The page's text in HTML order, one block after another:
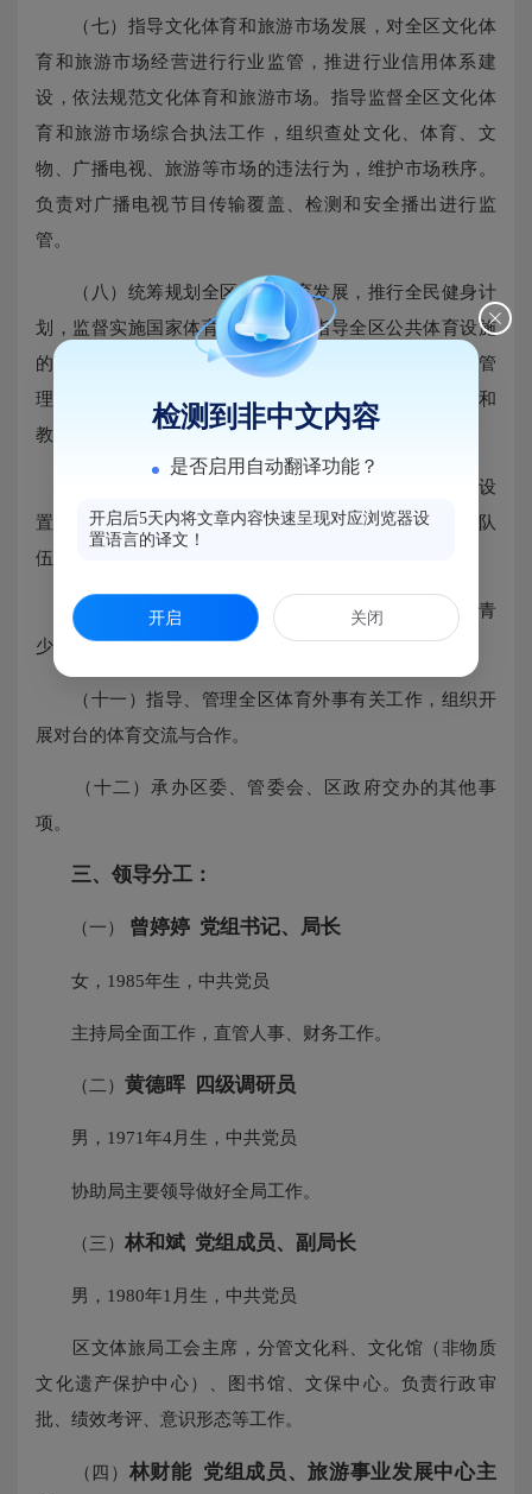
（七）指导文化体育和旅游市场发展，对全区文化体
育和旅游市场经营进行行业监管，推进行业信用体系建
设，依法规范文化体育和旅游市场。指导监督全区文化体
育和旅游市场综合执法工作，组织查处文化、体育、文
物、广播电视、旅游等市场的违法行为，维护市场秩序。
负责对广播电视节目传输覆盖、检测和安全播出进行监
管。
（八）统筹规划全区群众体育发展，推行全民健身计
划，监督实施国家体育锻炼标准；指导全区公共体育设施
的建设，负责公共体育设施的监督管理；规范体育服务管
理，推动体育标准化建设；指导、组织体育宣传、科研和
教育工作。
（九）统筹规划全区竞技体育发展和体育运动项目设
置与重点布局；指导协调全区体育训练，负责全区运动队
伍建设和体育人才的培养；组织协调各类体育竞赛工作。
（十）统筹规划全区青少年体育发展，指导和推进青
少年体育工作。
（十一）指导、管理全区体育外事有关工作，组织开
展对台的体育交流与合作。
（十二）承办区委、管委会、区政府交办的其他事
项。
三、领导分工：
（一） 曾婷婷 党组书记、 局长
女，1985年生，中共党员
主持局全面工作，直管人事、财务工作。
（二）黄德晖 四级调研员
男，1971年4月生，中共党员
协助局主要领导做好全局工作。
（三）林和斌 党组成员、副局长
男，1980年1月生，中共党员
区文体旅局工会主席，分管文化科、文化馆（非物质
文化遗产保护中心）、图书馆、文保中心。负责行政审
批、绩效考评、意识形态等工作。
（四） 林财能 党组成员、旅游事业发展中心主
检测到非中文内容
是否启用自动翻译功能？
开启后5天内将文章内容快速呈现对应浏览器设
置语言的译文！
开启 关闭